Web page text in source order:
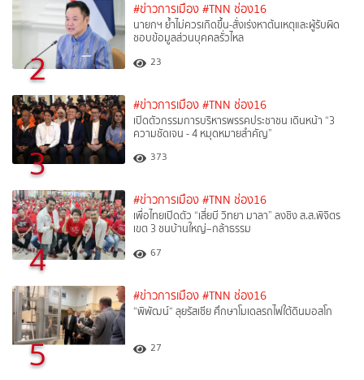
2
#ข่าวการเมือง #TNN ช่อง16
นายกฯ ย้ำไม่ควรเกิดขึ้น-สั่งเร่งหาต้นเหตุและผู้รับผิด
ชอบข้อมูลส่วนบุคคลรั่วไหล
23
3
#ข่าวการเมือง #TNN ช่อง16
เปิดตัวกรรมการบริหารพรรคประชาชน เดินหน้า “3
ความชัดเจน - 4 หมุดหมายสำคัญ”
373
4
#ข่าวการเมือง #TNN ช่อง16
เพื่อไทยเปิดตัว “เสี่ยบี วิทยา มาลา” ลงชิง ส.ส.พิจิตร
เขต 3 ชนบ้านใหญ่–กล้าธรรม
67
5
#ข่าวการเมือง #TNN ช่อง16
“พิพัฒน์“ ลุยรัสเซีย ศึกษาโมเดลรถไฟใต้ดินมอสโก
27